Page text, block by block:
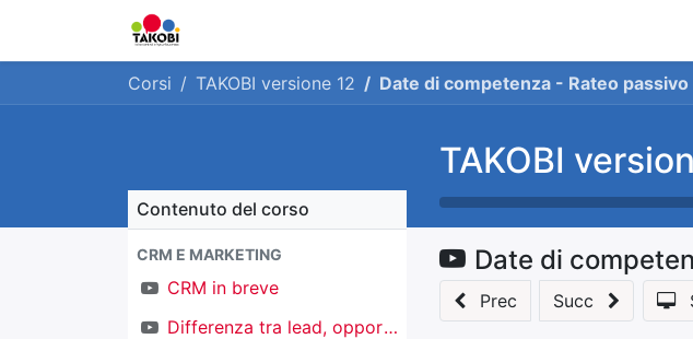
Corsi TAKOBI versione 12 Date di competenza - Rateo
TAKOBI
Contenuto del corso
CRM E MARKETING
CRM in breve
Differenza tra lead, opportunità e contatti
Date di
Prec Succ